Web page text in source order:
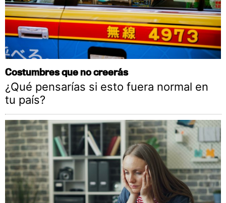
Costumbres que no creerás
¿Qué pensarías si esto fuera normal en
tu país?